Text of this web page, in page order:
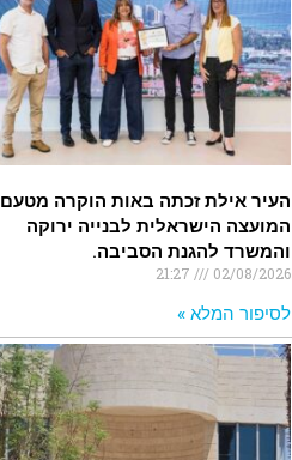
העיר אילת זכתה באות הוקרה מטעם
המועצה הישראלית לבנייה ירוקה
והמשרד להגנת הסביבה.
02/08/2026
לסיפור המלא »